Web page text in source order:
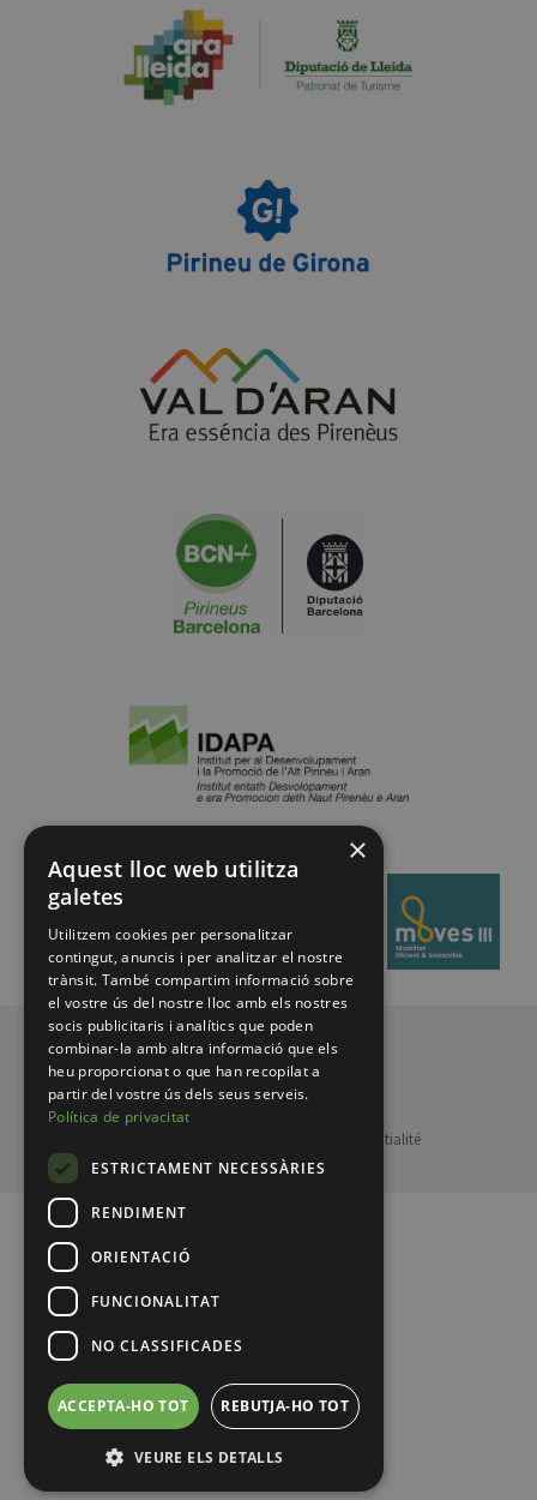
© 2026 Pirineus de Catalunya
MENUFOOTER
Politique de Confidentialité
×
Aquest lloc web utilitza
galetes
Utilitzem cookies per personalitzar
contingut, anuncis i per analitzar el nostre
trànsit. També compartim informació sobre
el vostre ús del nostre lloc amb els nostres
socis publicitaris i analítics que poden
combinar-la amb altra informació que els
heu proporcionat o que han recopilat a
partir del vostre ús dels seus serveis.
Política de privacitat
ESTRICTAMENT NECESSÀRIES
RENDIMENT
ORIENTACIÓ
FUNCIONALITAT
NO CLASSIFICADES
ACCEPTA-HO TOT REBUTJA-HO TOT
VEURE ELS DETALLS